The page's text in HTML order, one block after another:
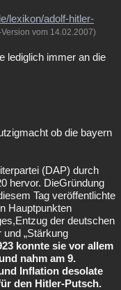
lexikon/adolf-hitler-
vom 14.02.2007)
lediglich immer an die
ob die bayern
(DAP) durch
hervor. DieGründung
Tag veröffentlichte
Hauptpunkten
der deutschen
„Stärkung
konnte sie vor allem
nahm am 9.
Inflation desolate
den Hitler-Putsch.